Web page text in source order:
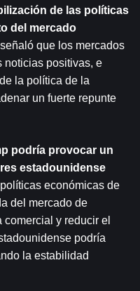
de las políticas
del mercado
que los mercados
noticias positivas, e
la política de la
un fuerte repunte
podría provocar un
estadounidense
económicas de
del mercado de
y reducir el
podría
la estabilidad